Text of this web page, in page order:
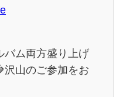
バム両方盛り上げ
沢山のご参加をお